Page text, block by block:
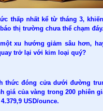
thấp nhất kể từ tháng 3,
thị trường chưa thể chạm đáy.
xu hướng giảm sâu hơn,
trở lại với kim loại quý?
thức đóng cửa dưới đường
giá của vàng trong 200 phiên
USD/ounce.